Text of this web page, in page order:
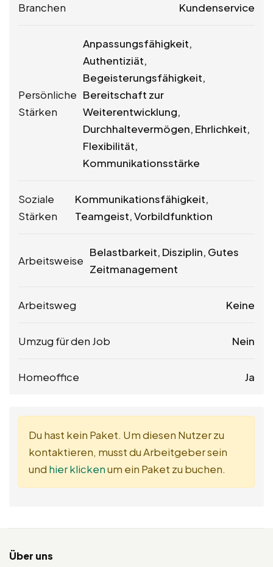
Branchen Kundenservice
Persönliche
Stärken
Anpassungsfähigkeit,
Authentiziät,
Begeisterungsfähigkeit,
Bereitschaft zur
Weiterentwicklung,
Durchhaltevermögen, Ehrlichkeit,
Flexibilität,
Kommunikationsstärke
Soziale
Stärken
Kommunikationsfähigkeit,
Teamgeist, Vorbildfunktion
Arbeitsweise
Belastbarkeit, Disziplin, Gutes
Zeitmanagement
Arbeitsweg Keine
Umzug für den Job Nein
Homeoffice Ja
Du hast kein Paket. Um diesen Nutzer zu
kontaktieren, musst du Arbeitgeber sein
und hier klickenum ein Paket zu buchen.
Über uns